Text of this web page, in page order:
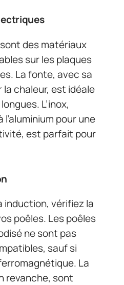
sont des matériaux
sur les plaques
La fonte, avec sa
chaleur, est idéale
L’inox,
pour une
est parfait pour
induction, vérifiez la
poêles. Les poêles
ne sont pas
sauf si
La
revanche, sont